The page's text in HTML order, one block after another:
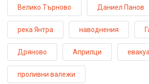
Велико Търново Даниел Панов
река Янтра наводнения
Дряново Априлци
проливни валежи